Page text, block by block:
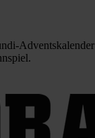
Adventskalender